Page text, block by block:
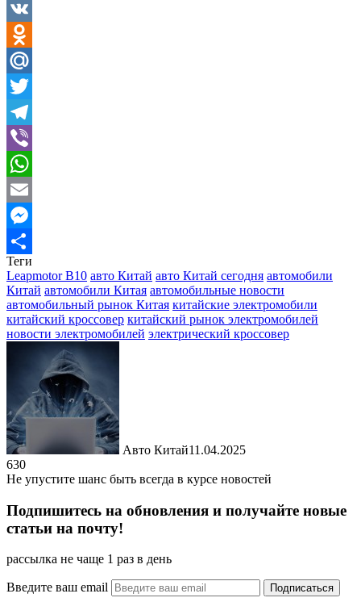
Facebook
VK
Odnoklassniki
Mail.Ru
Twitter
Telegram
Viber
WhatsApp
Email
Messenger
Отправить
Теги
Leapmotor B10 авто Китай авто Китай сегодня автомобили
Китай автомобили Китая автомобильные новости
автомобильный рынок Китая китайские электромобили
китайский кроссовер китайский рынок электромобилей
новости электромобилей электрический кроссовер
Авто Китай11.04.2025
630
Не упустите шанс быть всегда в курсе новостей
Подпишитесь на обновления и получайте новые
статьи на почту!
рассылка не чаще 1 раз в день
Введите ваш email